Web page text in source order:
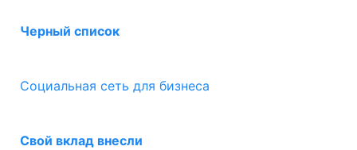
Черный список
Социальная сеть для бизнеса
Свой вклад внесли